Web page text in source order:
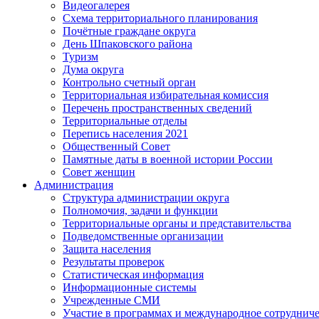
Видеогалерея
Схема территориального планирования
Почётные граждане округа
День Шпаковского района
Туризм
Дума округа
Контрольно счетный орган
Территориальная избирательная комиссия
Перечень пространственных сведений
Территориальные отделы
Перепись населения 2021
Общественный Совет
Памятные даты в военной истории России
Совет женщин
Администрация
Структура администрации округа
Полномочия, задачи и функции
Территориальные органы и представительства
Подведомственные организации
Защита населения
Результаты проверок
Статистическая информация
Информационные системы
Учрежденные СМИ
Участие в программах и международное